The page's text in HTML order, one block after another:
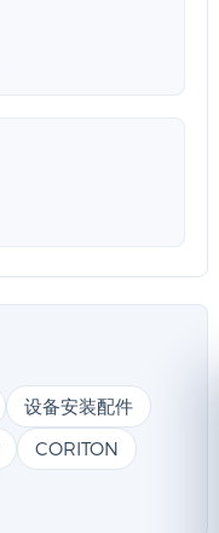
设备安装配件
CORITON